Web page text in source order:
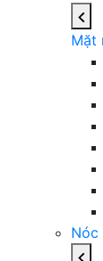
Mặt
Nóc